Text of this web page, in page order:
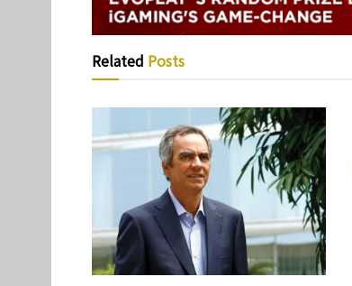
Related Posts